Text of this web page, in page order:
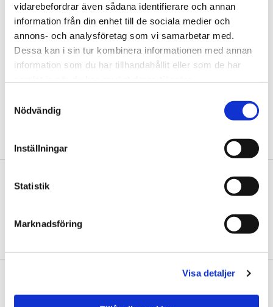
vidarebefordrar även sådana identifierare och annan
information från din enhet till de sociala medier och
annons- och analysföretag som vi samarbetar med.
Dessa kan i sin tur kombinera informationen med annan
information som du har tillhandahållit eller som de har
Nödvändig
Inställningar
Statistik
Marknadsföring
Visa detaljer
Thermia Solid Eco kan utrustas med en online-funktion som
gör att du på distans kan styra och övervaka din
fastighetsvärmepump via Internet och trådlös
kommunikation. Du får kontroll över pumpens alla
inställningar som exempelvis larmhantering, drifthistorik och
aktuella temperaturer, vilket underlättar vid driftoptimering,
installatör, automatiskt ett meddelande via sms eller e-mail.
Denna produkt har utgått ur sortimentet
Din närmsta Thermia-återförsäljare sätter ihop en offert utifrån
PRODUKTEGENSKAPER: